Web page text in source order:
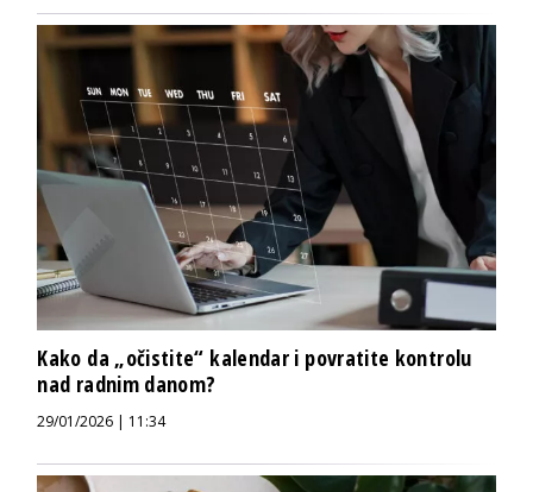
Kako da „očistite“ kalendar i povratite kontrolu
nad radnim danom?
29/01/2026 | 11:34